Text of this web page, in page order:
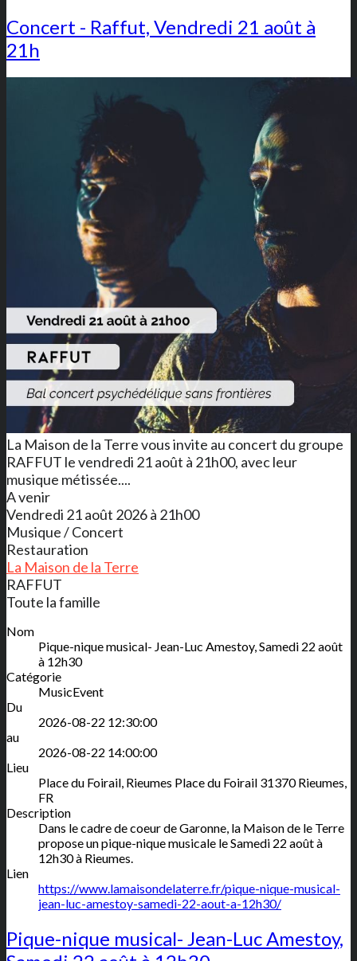
Concert - Raffut, Vendredi 21 août à
21h
La Maison de la Terre vous invite au concert du groupe
RAFFUT le vendredi 21 août à 21h00, avec leur
musique métissée....
A venir
Vendredi 21 août 2026 à 21h00
Musique / Concert
Restauration
La Maison de la Terre
RAFFUT
Toute la famille
Nom
Pique-nique musical- Jean-Luc Amestoy, Samedi 22 août
à 12h30
Catégorie
MusicEvent
Du
2026-08-22 12:30:00
au
2026-08-22 14:00:00
Lieu
Place du Foirail, Rieumes Place du Foirail 31370 Rieumes
FR
Description
Dans le cadre de coeur de Garonne, la Maison de le Terre
propose un pique-nique musicale le Samedi 22 août à
12h30 à Rieumes.
Lien
https://www.lamaisondelaterre.fr/pique-nique-musical-
jean-luc-amestoy-samedi-22-aout-a-12h30/
Pique-nique musical- Jean-Luc Amestoy,